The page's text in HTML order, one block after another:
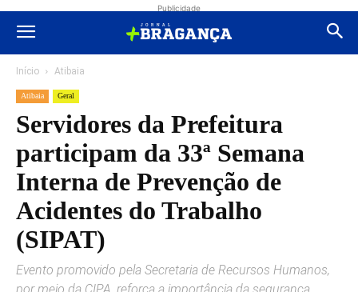
Publicidade
Início Atibaia
Atibaia Geral
Servidores da Prefeitura
participam da 33ª Semana
Interna de Prevenção de
Acidentes do Trabalho
(SIPAT)
Evento promovido pela Secretaria de Recursos Humanos,